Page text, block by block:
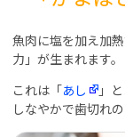
魚肉に塩を加え加
力」が生まれます。
これは「 あし
」
しなやかで歯切れ